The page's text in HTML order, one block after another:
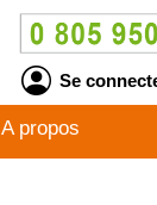
Se
A propos